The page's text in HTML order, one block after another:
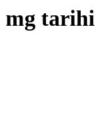
mg tarihi